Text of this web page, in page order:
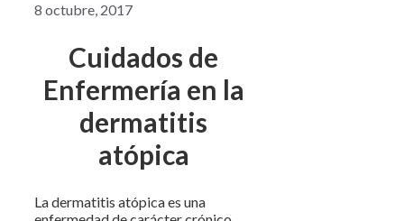
8 octubre, 2017
Cuidados de
Enfermería en la
dermatitis
atópica
La dermatitis atópica es una